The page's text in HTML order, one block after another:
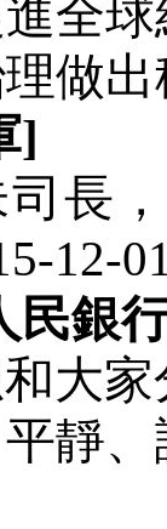
全
做出
]
長
12-
民銀
大
靜